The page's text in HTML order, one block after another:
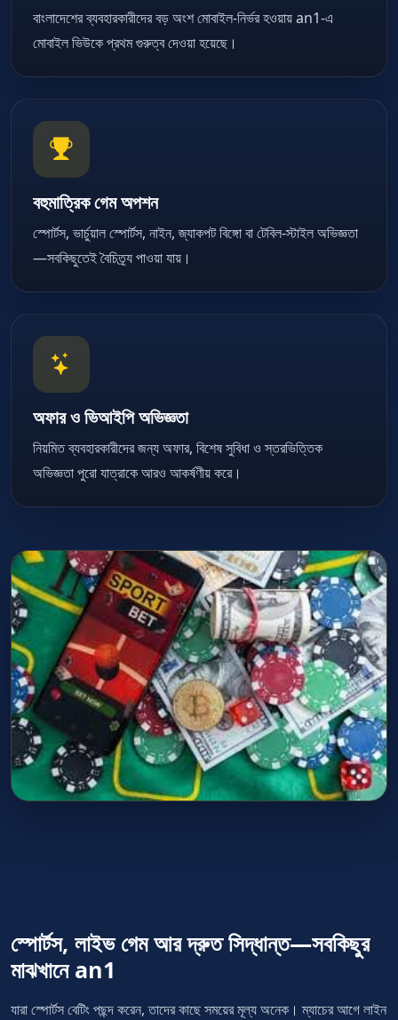
বাংলাদেশের ব্যবহারকারীদের বড় অংশ মোবাইল-নির্ভর হওয়ায় an1-এ
মোবাইল ভিউকে প্রথম গুরুত্ব দেওয়া হয়েছে।
বহুমাত্রিক গেম অপশন
স্পোর্টস, ভার্চুয়াল স্পোর্টস, নাইন, জ্যাকপট বিঙ্গো বা টেবিল-স্টাইল অভিজ্ঞতা
—সবকিছুতেই বৈচিত্র্য পাওয়া যায়।
অফার ও ভিআইপি অভিজ্ঞতা
নিয়মিত ব্যবহারকারীদের জন্য অফার, বিশেষ সুবিধা ও স্তরভিত্তিক
অভিজ্ঞতা পুরো যাত্রাকে আরও আকর্ষণীয় করে।
স্পোর্টস, লাইভ গেম আর দ্রুত সিদ্ধান্ত—সবকিছুর
মাঝখানে an1
যারা স্পোর্টস বেটিং পছন্দ করেন, তাদের কাছে সময়ের মূল্য অনেক। ম্যাচের আগে লাইন